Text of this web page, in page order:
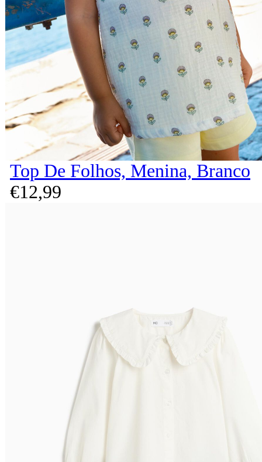
Top De Folhos, Menina, Branco
€12,99